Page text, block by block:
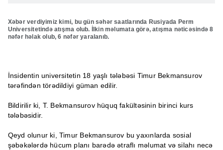
Xəbər verdiyimiz kimi, bu gün səhər saatlarında Rusiyada Perm
Universitetində atışma olub. İlkin məlumata görə, atışma nəticəsində 8
nəfər həlak olub, 6 nəfər yaralanıb.
İnsidentin universitetin 18 yaşlı tələbəsi Timur Bekmansurov
tərəfindən törədildiyi güman edilir.
Bildirilir ki, T. Bekmansurov hüquq fakültəsinin birinci kurs
tələbəsidir.
Qeyd olunur ki, Timur Bekmansurov bu yaxınlarda sosial
şəbəkələrdə hücum planı barədə ətraflı məlumat və silahı necə